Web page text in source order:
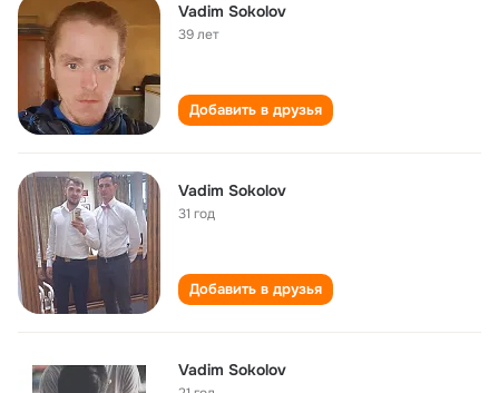
Vadim Sokolov
39 лет
Добавить в друзья
Vadim Sokolov
31 год
Добавить в друзья
Vadim Sokolov